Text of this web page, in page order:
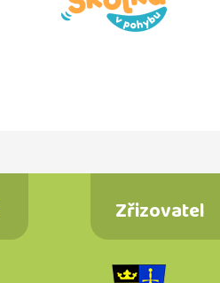
Zřizovatel